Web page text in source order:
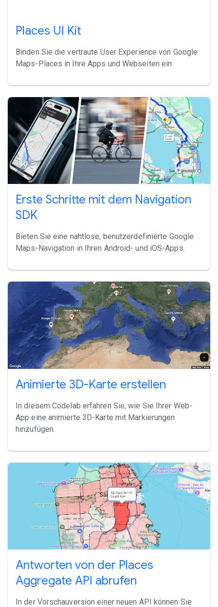
Places UI Kit
Binden Sie die vertraute User Experience von Google
Maps-Places in Ihre Apps und Webseiten ein.
Erste Schritte mit dem Navigation
SDK
Bieten Sie eine nahtlose, benutzerdefinierte Google
Maps-Navigation in Ihren Android- und iOS-Apps.
Animierte 3D-Karte erstellen
In diesem Codelab erfahren Sie, wie Sie Ihrer Web-
App eine animierte 3D-Karte mit Markierungen
hinzufügen.
Antworten von der Places
Aggregate API abrufen
In der Vorschauversion einer neuen API können Sie